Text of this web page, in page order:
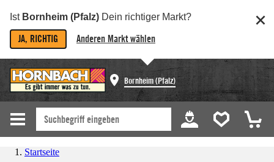
Ist Bornheim (Pfalz) Dein richtiger Markt?
JA, RICHTIG Anderen Markt wählen
Bornheim (Pfalz)
Startseite